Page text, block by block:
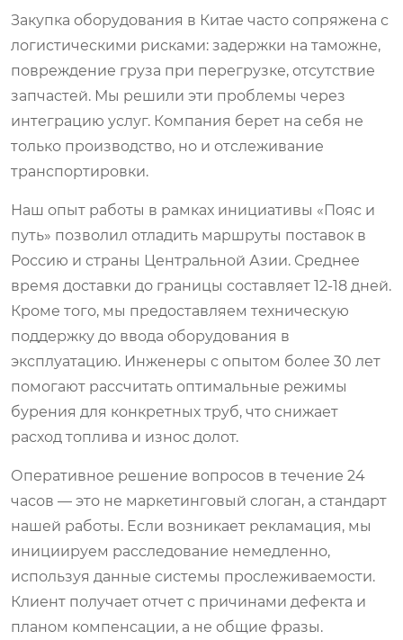
Закупка оборудования в Китае часто сопряжена с
логистическими рисками: задержки на таможне,
повреждение груза при перегрузке, отсутствие
запчастей. Мы решили эти проблемы через
интеграцию услуг. Компания берет на себя не
только производство, но и отслеживание
транспортировки.
Наш опыт работы в рамках инициативы «Пояс и
путь» позволил отладить маршруты поставок в
Россию и страны Центральной Азии. Среднее
время доставки до границы составляет 12-18 дней.
Кроме того, мы предоставляем техническую
поддержку до ввода оборудования в
эксплуатацию. Инженеры с опытом более 30 лет
помогают рассчитать оптимальные режимы
бурения для конкретных труб, что снижает
расход топлива и износ долот.
Оперативное решение вопросов в течение 24
часов — это не маркетинговый слоган, а стандарт
нашей работы. Если возникает рекламация, мы
инициируем расследование немедленно,
используя данные системы прослеживаемости.
Клиент получает отчет с причинами дефекта и
планом компенсации, а не общие фразы.